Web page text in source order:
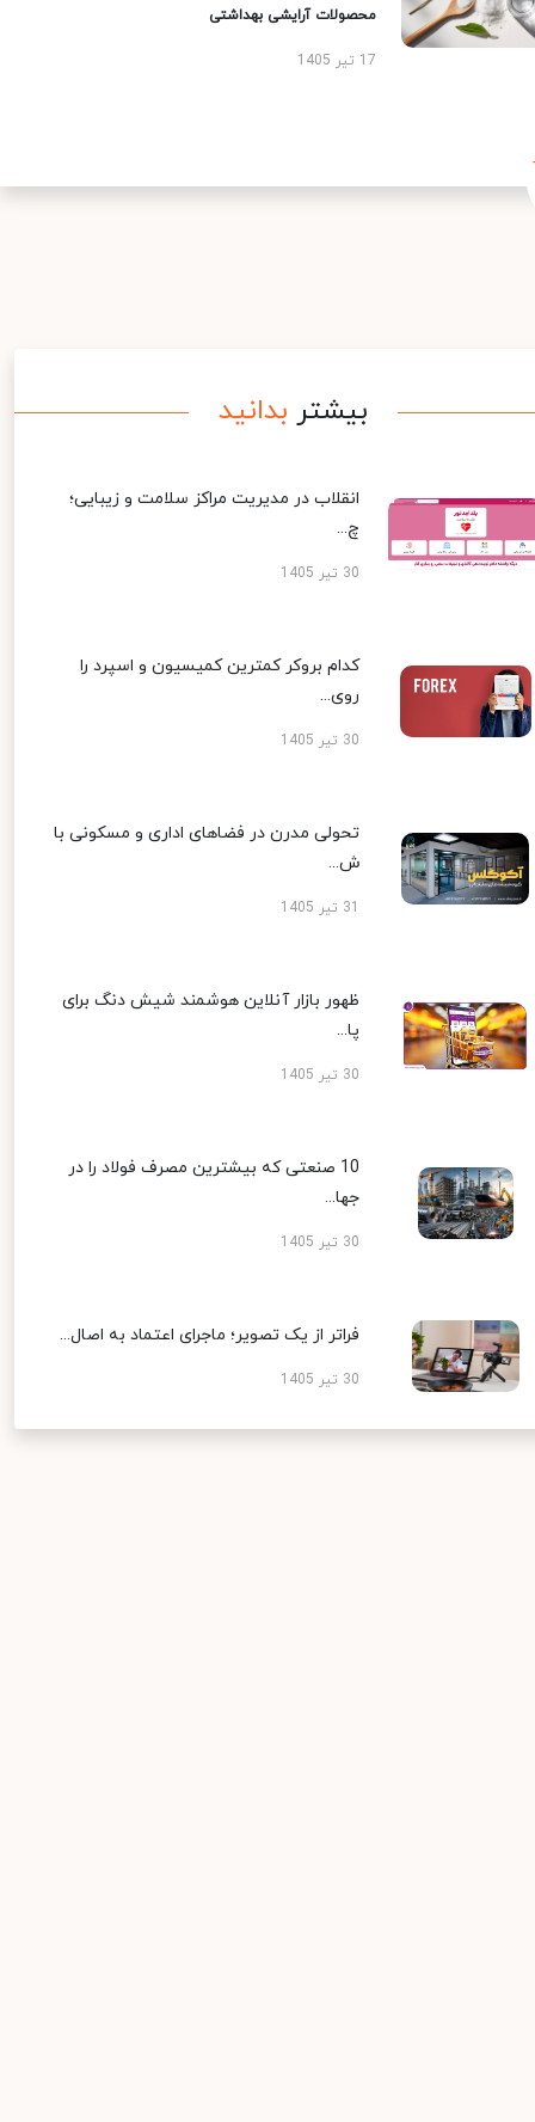
محصولات آرایشی بهداشتی
17 تیر 1405
بیشتر بدانید
انقلاب در مدیریت مراکز سلامت و زیبایی؛
چ...
30 تیر 1405
کدام بروکر کمترین کمیسیون و اسپرد را
روی...
30 تیر 1405
تحولی مدرن در فضاهای اداری و مسکونی با
ش...
ظهور بازار آنلاین هوشمند شیش دنگ برای
پا...
30 تیر 1405
10 صنعتی که بیشترین مصرف فولاد را در
جها...
30 تیر 1405
فراتر از یک تصویر؛ ماجرای اعتماد به اصال...
30 تیر 1405